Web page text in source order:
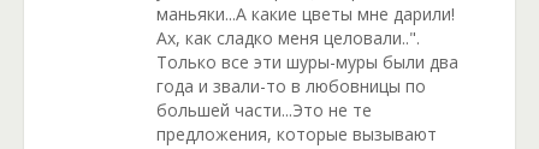
маньяки...А какие цветы мне дарили!
Ах, как сладко меня целовали..".
Только все эти шуры-муры были два
года и звали-то в любовницы по
большей части...Это не те
предложения, которые вызывают